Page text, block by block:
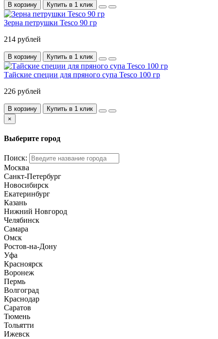
В корзину Купить в 1 клик
Зерна петрушки Tesco 90 гр
214 рублей
В корзину Купить в 1 клик
Тайские специи для пряного супа Tesco 100 гр
226 рублей
В корзину
Купить в 1 клик
×
Выберите город
Поиск:
Москва
Санкт-Петербург
Новосибирск
Екатеринбург
Казань
Нижний Новгород
Челябинск
Самара
Омск
Ростов-на-Дону
Уфа
Красноярск
Воронеж
Пермь
Волгоград
Краснодар
Саратов
Тюмень
Тольятти
Ижевск